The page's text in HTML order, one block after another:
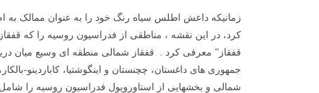
زمانیکه داعش اطلس سیاه رنگ خود را به عنوان ممالک به
کرد، در این نقشه ، مناطقی از فدراسیون روسیه را که
قفقاز” معرفی کرد . قفقاز شمالی منطقه ای وسیع میان
جمهوری های داغستان، چچنستان و اینگوشتیا، کاباردینو-
شمالی و بخشهایی از استاوروپول فدراسیون روسیه را